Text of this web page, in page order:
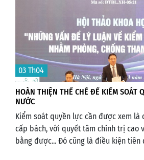
03 Th04
HOÀN THIỆN THỂ CHẾ ĐỂ KIỂM SOÁT
NƯỚC
Kiểm soát quyền lực cần được xem là
cấp bách, với quyết tâm chính trị cao
bằng được... Đó cũng là điều kiện tiên